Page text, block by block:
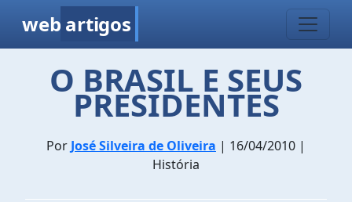
web artigos
O BRASIL E SEUS
PRESIDENTES
Por José Silveira de Oliveira | 16/04/2010 |
História